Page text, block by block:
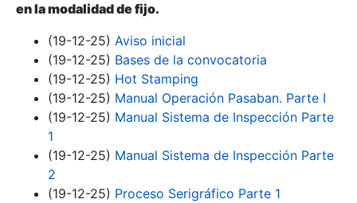
en la modalidad de fijo.
(19-12-25) Aviso inicial
(19-12-25) Bases de la convocatoria
(19-12-25) Hot Stamping
(19-12-25) Manual Operación Pasaban. Parte I
(19-12-25) Manual Sistema de Inspección Parte
1
(19-12-25) Manual Sistema de Inspección Parte
2
(19-12-25) Proceso Serigráfico Parte 1